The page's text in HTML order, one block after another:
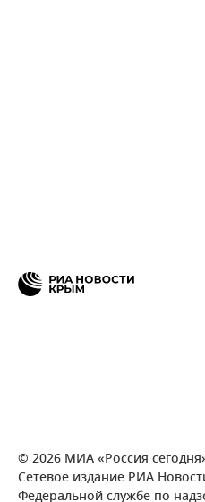
© 2026 МИА «Россия
Сетевое издание РИА
Федеральной службе по